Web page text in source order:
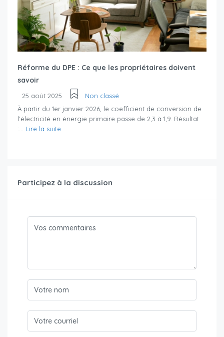
Réforme du DPE : Ce que les propriétaires doivent
savoir
25 août 2025
Non classé
À partir du 1er janvier 2026, le coefficient de conversion de
l’électricité en énergie primaire passe de 2,3 à 1,9. Résultat
:... Lire la suite
Participez à la discussion